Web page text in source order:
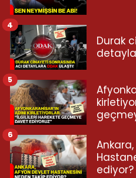
Durak
4
5
ediyor?
6